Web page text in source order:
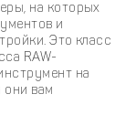
на которых
и
Это класс
RAW-
на
они вам